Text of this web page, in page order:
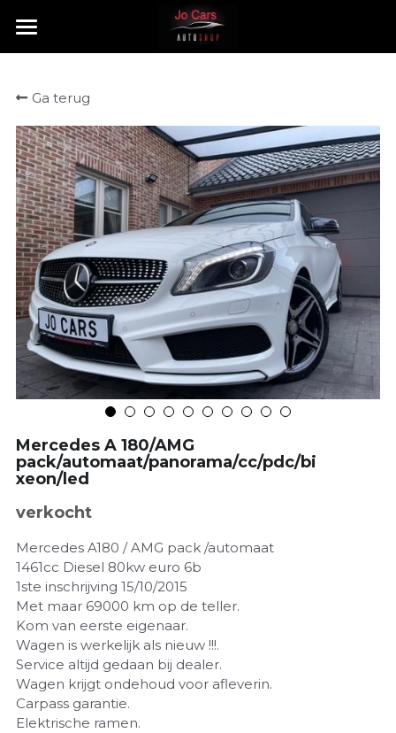
HOME
TE KOOP
VERKOCHT
CONTACT
Ga terug
Mercedes A 180/AMG
pack/automaat/panorama/cc/pdc/bi
xeon/led
verkocht
Mercedes A180 / AMG pack /automaat
1461cc Diesel 80kw euro 6b
1ste inschrijving 15/10/2015
Met maar 69000 km op de teller.
Kom van eerste eigenaar.
Wagen is werkelijk als nieuw !!!.
Service altijd gedaan bij dealer.
Wagen krijgt ondehoud voor afleverin.
Carpass garantie.
Elektrische ramen.